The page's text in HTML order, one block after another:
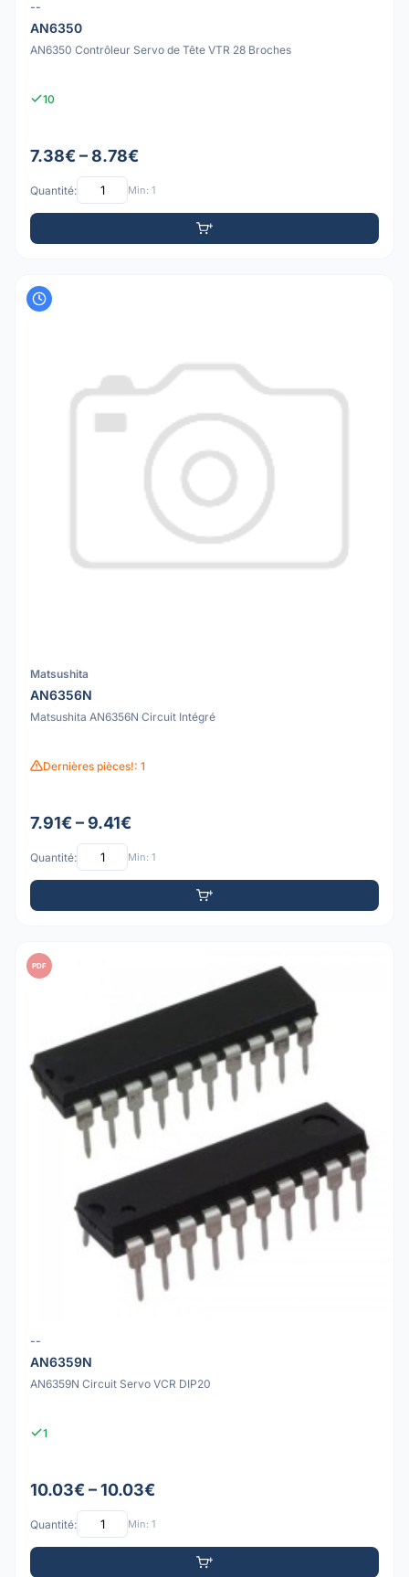
--
AN6350
AN6350 Contrôleur Servo de Tête VTR 28 Broches
10
7.38€ – 8.78€
Quantité: Min: 1
Matsushita
AN6356N
Matsushita AN6356N Circuit Intégré
Dernières pièces!: 1
7.91€ – 9.41€
Quantité: Min: 1
PDF
--
AN6359N
AN6359N Circuit Servo VCR DIP20
1
10.03€ – 10.03€
Quantité: Min: 1